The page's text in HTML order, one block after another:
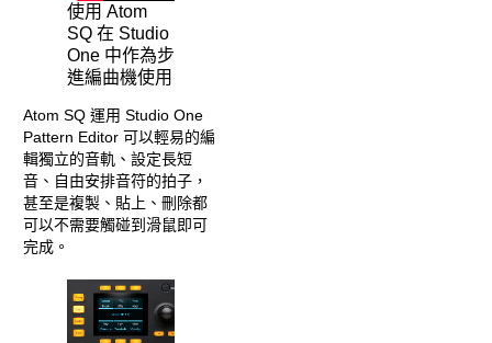
使用 Atom
SQ 在 Studio
One 中作為步
進編曲機使用
Atom SQ 運用 Studio One
Pattern Editor 可以輕易的編
輯獨立的音軌、設定長短
音、自由安排音符的拍子，
甚至是複製、貼上、刪除都
可以不需要觸碰到滑鼠即可
完成。